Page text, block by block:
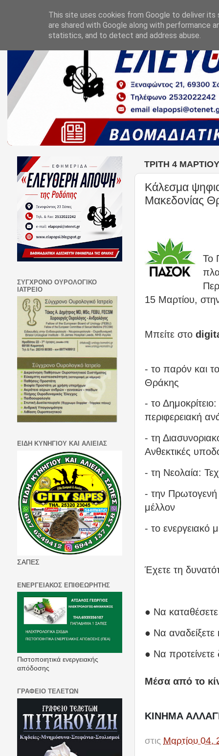
ΤΡΊΤΗ 4
Κάλεσμα
Μακεδονίας
Το
15 Μαρτίου,
Μπείτε στο
- το παρόν και
Θράκης
- το
περιφερειακή
- τη
Ανθεκτικές
- τη Νεολαία:
- την
μέλλον
- το ενεργειακό
Έχετε τη
● Να
● Να αναδείξετε
● Να προτείνετε
Μέσα από το
ΚΙΝΗΜΑ
στις Μαρτίου 04,
ΣΥΓΧΡΟΝΟ ΟΥΡΟΛΟΓΙΚΟ
ΙΑΤΡΕΙΟ
ΕΙΔΗ ΚΥΝΗΓΙΟΥ ΚΑΙ ΑΛΙΕΙΑΣ
ΣΑΠΕΣ
ΕΝΕΡΓΕΙΑΚΟΣ ΕΠΙΘΕΩΡΗΤΗΣ
Πιστοποιητικά ενεργειακής
απόδοσης
ΓΡΑΦΕΙΟ ΤΕΛΕΤΩΝ
This site uses cookies from Google to deliver its
are shared with Google along with performance
statistics, and to detect and address abuse.